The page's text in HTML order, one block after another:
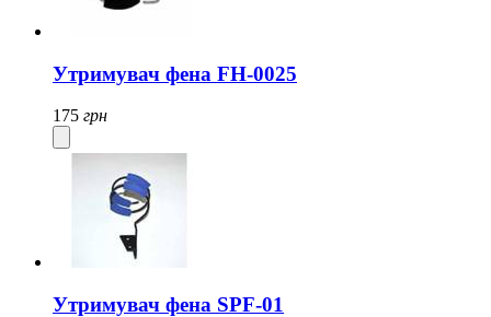
Утримувач фена FH-0025
175 грн
Утримувач фена SPF-01